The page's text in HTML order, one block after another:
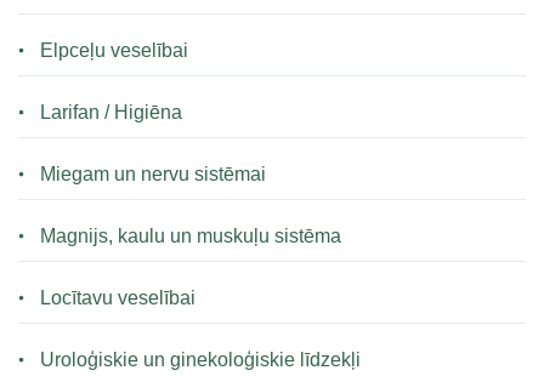
Elpceļu veselībai
Larifan / Higiēna
Miegam un nervu sistēmai
Magnijs, kaulu un muskuļu sistēma
Locītavu veselībai
Uroloģiskie un ginekoloģiskie līdzekļi